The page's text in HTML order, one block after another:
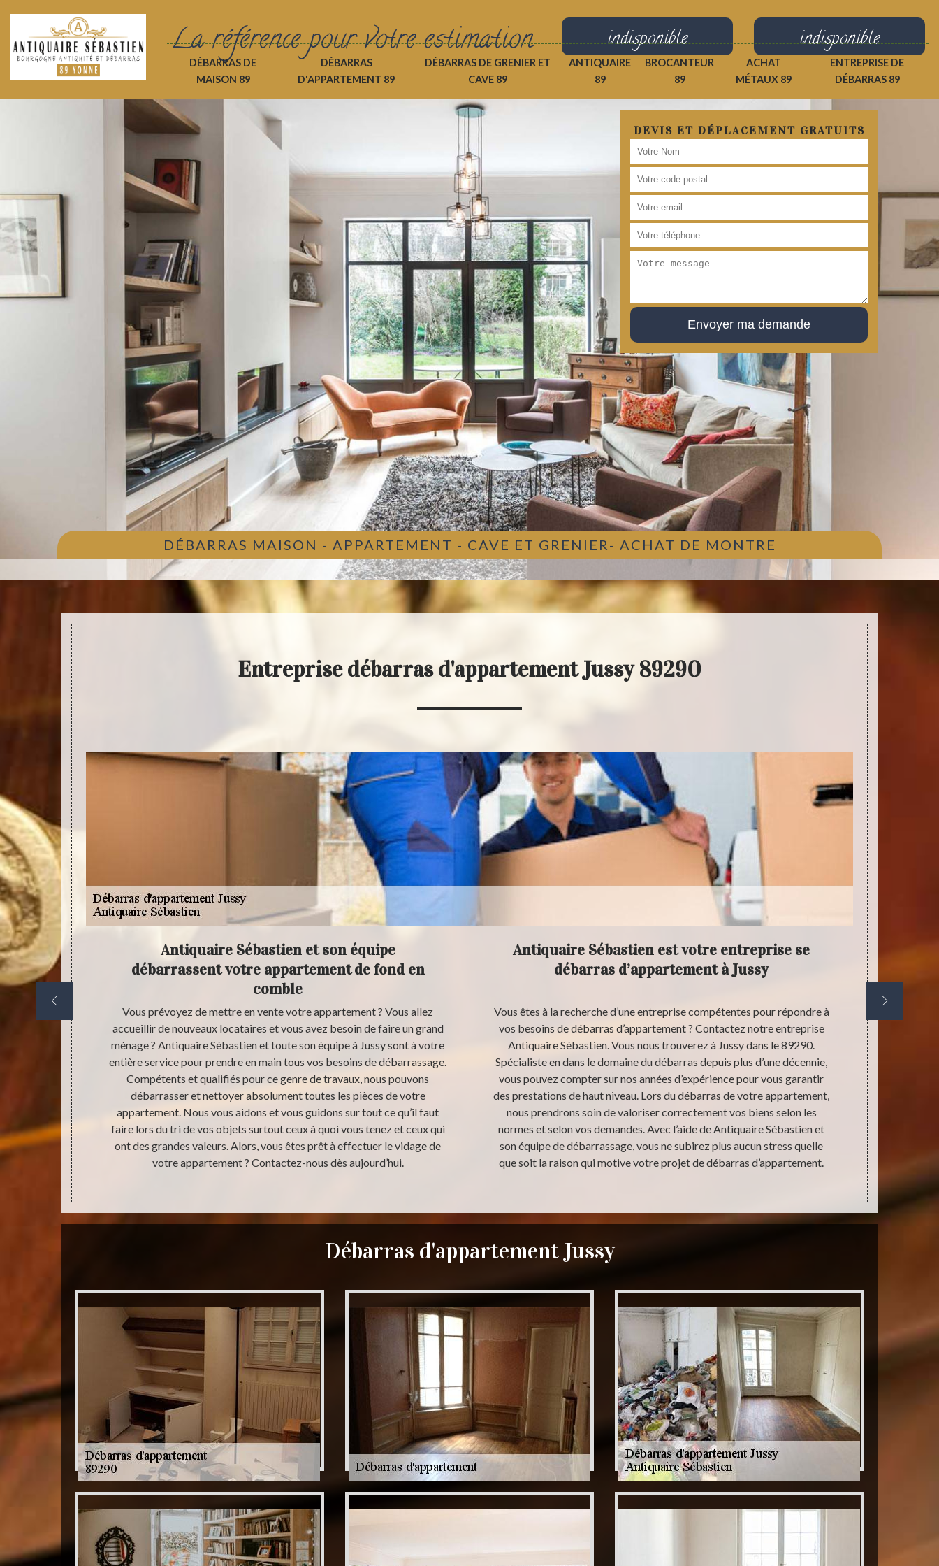
La référence pour votre estimation indisponible indisponible
DÉBARRAS DE
MAISON 89
DÉBARRAS
D'APPARTEMENT 89
DÉBARRAS DE GRENIER ET
CAVE 89
ANTIQUAIRE
89
BROCANTEUR
89
ACHAT
MÉTAUX 89
ENTREPRISE DE
DÉBARRAS 89
DEVIS ET DÉPLACEMENT GRATUITS
DÉBARRAS MAISON - APPARTEMENT - CAVE ET GRENIER- ACHAT DE MONTRE
Entreprise débarras d'appartement Jussy 89290
de vos
besoins
Antiquaire Sébastien et son équipe
débarrassent votre appartement de fond en
comble
Vous prévoyez de mettre en vente votre appartement ? Vous allez
accueillir de nouveaux locataires et vous avez besoin de faire un grand
ménage ? Antiquaire Sébastien et toute son équipe à Jussy sont à votre
entière service pour prendre en main tous vos besoins de débarrassage.
Compétents et qualifiés pour ce genre de travaux, nous pouvons
débarrasser et nettoyer absolument toutes les pièces de votre
appartement. Nous vous aidons et vous guidons sur tout ce qu’il faut
faire lors du tri de vos objets surtout ceux à quoi vous tenez et ceux qui
ont des grandes valeurs. Alors, vous êtes prêt à effectuer le vidage de
votre appartement ? Contactez-nous dès aujourd’hui.
Antiquaire Sébastien est votre entreprise se
débarras d’appartement à Jussy
Vous êtes à la recherche d’une entreprise compétentes pour répondre à
vos besoins de débarras d’appartement ? Contactez notre entreprise
Antiquaire Sébastien. Vous nous trouverez à Jussy dans le 89290.
Spécialiste en dans le domaine du débarras depuis plus d’une décennie,
vous pouvez compter sur nos années d’expérience pour vous garantir
des prestations de haut niveau. Lors du débarras de votre appartement,
nous prendrons soin de valoriser correctement vos biens selon les
normes et selon vos demandes. Avec l’aide de Antiquaire Sébastien et
son équipe de débarrassage, vous ne subirez plus aucun stress quelle
que soit la raison qui motive votre projet de débarras d’appartement.
Débarras d'appartement Jussy